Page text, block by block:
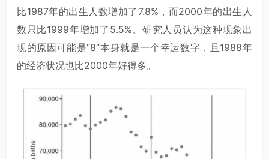
比1987年的出生人数增加了7.8%，而2000年的出生人
数只比1999年增加了5.5%。研究人员认为这种现象出
现的原因可能是“8”本身就是一个幸运数字，且1988年
的经济状况也比2000年好得多。